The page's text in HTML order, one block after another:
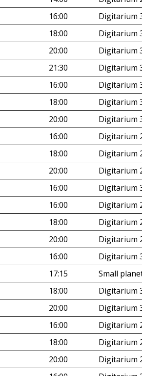
16:00 Digitarium
18:00 Digitarium
20:00 Digitarium
21:30 Digitarium
16:00 Digitarium
18:00 Digitarium
20:00 Digitarium
16:00 Digitarium
18:00 Digitarium
20:00 Digitarium
16:00 Digitarium
16:00 Digitarium
18:00 Digitarium
20:00 Digitarium
16:00 Digitarium
17:15 Small
18:00 Digitarium
20:00 Digitarium
16:00 Digitarium
18:00 Digitarium
20:00 Digitarium